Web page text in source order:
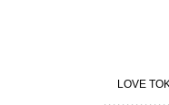
LOVE